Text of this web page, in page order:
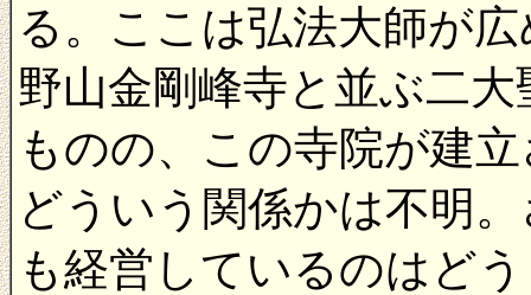
る。ここは弘法大師が
野山金剛峰寺と並ぶ二
ものの、この寺院が建
どういう関係かは不明
も経営しているのはど